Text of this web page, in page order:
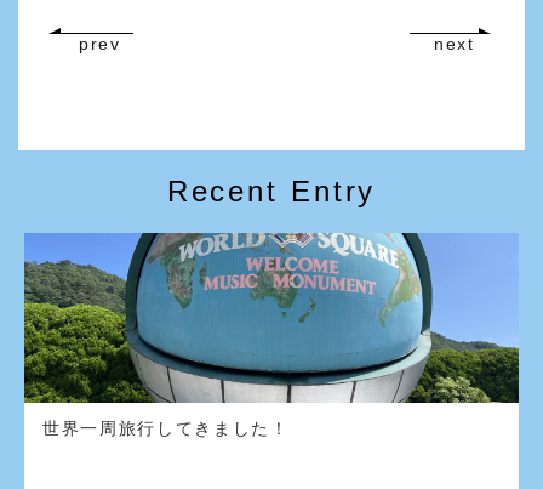
prev next
Recent Entry
世界一周旅行してきました！